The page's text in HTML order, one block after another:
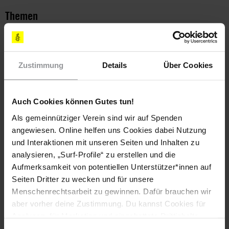
Zustimmung Details Über Cookies
Auch Cookies können Gutes tun!
Als gemeinnütziger Verein sind wir auf Spenden
angewiesen. Online helfen uns Cookies dabei Nutzung
und Interaktionen mit unseren Seiten und Inhalten zu
analysieren, „Surf-Profile“ zu erstellen und die
Aufmerksamkeit von potentiellen Unterstützer*innen auf
Seiten Dritter zu wecken und für unsere
Menschenrechtsarbeit zu gewinnen. Dafür brauchen wir
aber vorher deine Zustimmung. Du kannst Cookies für
Themen
Waffen Wirtschaftliche, Soziale & Kulturelle Rechte
Teile diesen Beitrag
Bleib informiert
Header
Abonniere den Amnesty-Newsletter und mach dich